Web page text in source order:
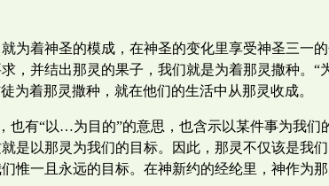
为着神圣的模成，在神圣的变化里享受神圣三一
，并结出那灵的果子，我们就是为着那灵撒种。
为着那灵撒种，就在他们的生活中从那灵收成。
也有“以…为目的”的意思，也含示以某件事为我
是以那灵为我们的目标。因此，那灵不仅该是我
惟一且永远的目标。在神新约的经纶里，神作为